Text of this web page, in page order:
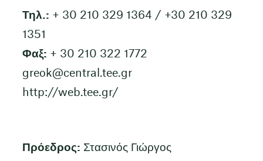
Τηλ.: + 30 210 329 1364 / +30 210 329
1351
Φαξ: + 30 210 322 1772
greok@central.tee.gr
http://web.tee.gr/
Πρόεδρος: Στασινός Γιώργος